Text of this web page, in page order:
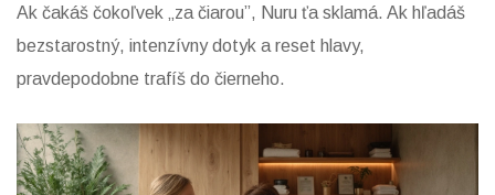
Ak čakáš čokoľvek „za čiarou”, Nuru ťa sklamá. Ak hľadáš
bezstarostný, intenzívny dotyk a reset hlavy,
pravdepodobne trafíš do čierneho.